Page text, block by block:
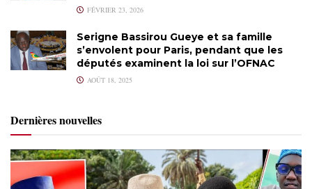
FÉVRIER 23, 2026
Serigne Bassirou Gueye et sa famille
s’envolent pour Paris, pendant que les
députés examinent la loi sur l’OFNAC
AOÛT 18, 2025
Dernières nouvelles